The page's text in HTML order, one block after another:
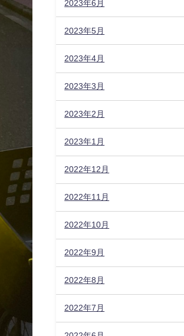
2023年6月
2023年5月
2023年4月
2023年3月
2023年2月
2023年1月
2022年12月
2022年11月
2022年10月
2022年9月
2022年8月
2022年7月